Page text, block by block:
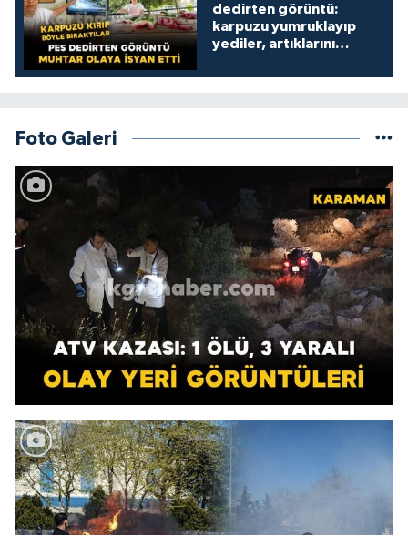
dedirten görüntü:
karpuzu yumruklayıp
yediler, artıklarını
Foto Galeri